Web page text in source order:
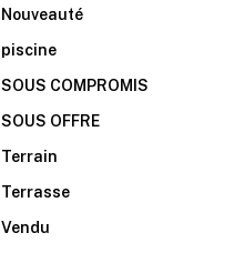
Nouveauté
piscine
SOUS COMPROMIS
SOUS OFFRE
Terrain
Terrasse
Vendu